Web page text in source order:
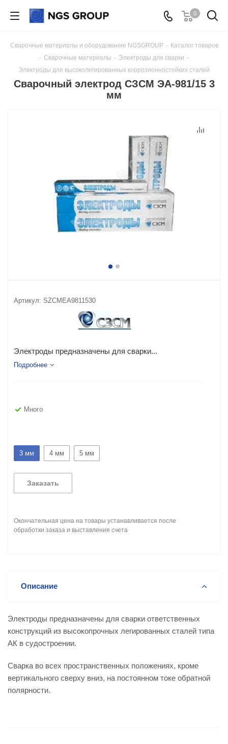
0
Сварочные материалы и оборудование NGSGROUP - Каталог товаров
- Сварочные материалы - Электроды для сварки -
Электроды для высоколегированных коррозионностойких сталей
Сварочный электрод СЗСМ ЭА-981/15 3
мм
Артикул: SZCMEA9811530
Электроды предназначены для сварки...
Подробнее
Много
3 мм 4 мм 5 мм
Заказать
Окончательная цена на товары устанавливается после
обработки заказа и выставления счета
Описание
Электроды предназначены для сварки ответственных
конструкций из высокопрочных легированных сталей типа
АК в судостроении.
Сварка во всех пространственных положениях, кроме
вертикального сверху вниз, на постоянном токе обратной
полярности.